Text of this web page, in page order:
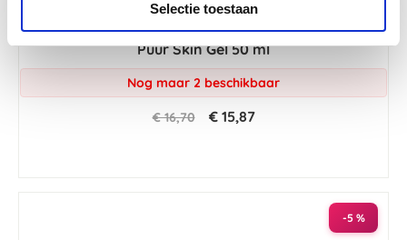
Selectie toestaan
4.5
star
rating
2 Beoordelingen
Puur Skin Gel 50 ml
Nog maar 2 beschikbaar
€ 16,70 € 15,87
-5 %